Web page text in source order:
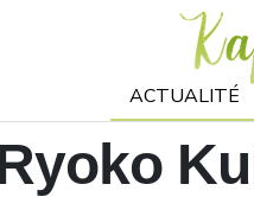
ACTUALITÉ